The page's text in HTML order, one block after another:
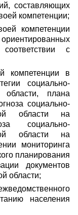
составляющих
компетенции;
компетенции
с
компетенции в
социально-
области, плана
социально-
области на
социально-
области на
мониторинга
планирования
документов
области;
населения